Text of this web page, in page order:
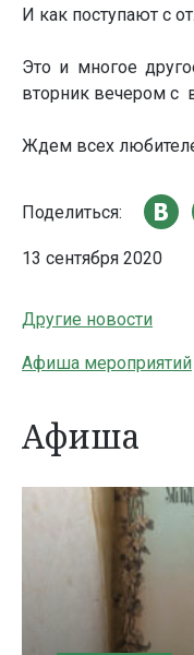
И как поступают с
Это и многое
вторник вечером с
Ждем всех
Поделиться:
13 сентября 2020
Другие новости
Афиша мероприятий
Афиша